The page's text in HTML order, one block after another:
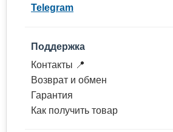
Telegram
Поддержка
Контакты 📍
Возврат и обмен
Гарантия
Как получить товар